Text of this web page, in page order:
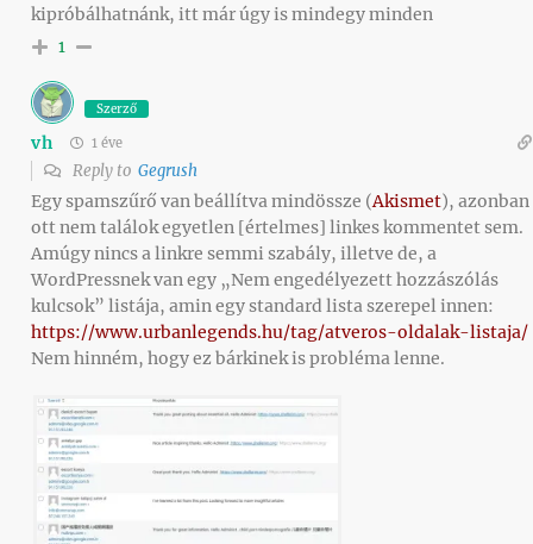
kipróbálhatnánk, itt már úgy is mindegy minden
1
Szerző
vh 1 éve
Reply to Gegrush
Egy spamszűrő van beállítva mindössze (Akismet), azonban
ott nem találok egyetlen [értelmes] linkes kommentet sem.
Amúgy nincs a linkre semmi szabály, illetve de, a
WordPressnek van egy „Nem engedélyezett hozzászólás
kulcsok” listája, amin egy standard lista szerepel innen:
https://www.urbanlegends.hu/tag/atveros-oldalak-listaja/
Nem hinném, hogy ez bárkinek is probléma lenne.